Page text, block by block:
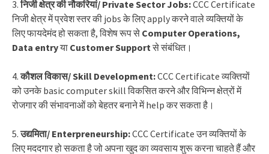
3.निजी क्षेत्र की नौकरियां/ Private Sector Jobs:CCC Certificate
निजी क्षेत्र में प्रवेश स्तर की jobs के लिए apply करने वाले व्यक्तियों के
लिए फायदेमंद हो सकता है, विशेष रूप से Computer Operations,
Data entryया Customer Supportसे संबंधित।
4.कौशल विकास/ Skill Development:CCC Certificate व्यक्तियों
को उनके basic computer skill विकसित करने और विभिन्न क्षेत्रों में
रोजगार की संभावनाओं को बेहतर बनाने में help कर सकता है।
5.उद्यमिता/ Enterpreneurship:CCC Certificate उन व्यक्तियों के
लिए मददगार हो सकता है जो अपना खुद का व्यवसाय शुरू करना चाहते हैं और